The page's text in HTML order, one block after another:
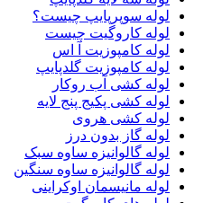
لوله سوپرپایپ چیست؟
لوله کاروگیت چیست
لوله کامپوزیت آ اس
لوله کامپوزیت گلدپایپ
لوله کشی آب روکار
لوله کشی پکیج پنج لایه
لوله کشی هروی
لوله گاز بدون درز
لوله گالوانیزه ساوه سبک
لوله گالوانیزه ساوه سنگین
لوله مانیسمان اوکراینی